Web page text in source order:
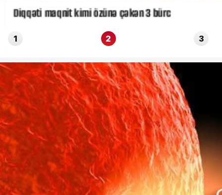
Diqqəti maqnit kimi özünə çəkən 3 bürc
1 2 3